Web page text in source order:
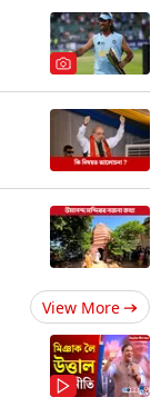
View More